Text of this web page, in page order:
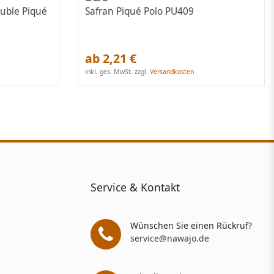
Piqué Safran Piqué Polo PU409
ab 2,21 €
inkl. ges. MwSt. zzgl.Versandkosten
Service & Kontakt
Wünschen Sie einen Rückruf?
service@nawajo.de